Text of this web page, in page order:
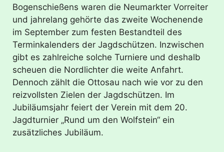
Bogenschießens waren die Neumarkter Vorreiter
und jahrelang gehörte das zweite Wochenende
im September zum festen Bestandteil des
Terminkalenders der Jagdschützen. Inzwischen
gibt es zahlreiche solche Turniere und deshalb
scheuen die Nordlichter die weite Anfahrt.
Dennoch zählt die Ottosau nach wie vor zu den
reizvollsten Zielen der Jagdschützen. Im
Jubiläumsjahr feiert der Verein mit dem 20.
Jagdturnier „Rund um den Wolfstein“ ein
zusätzliches Jubiläum.